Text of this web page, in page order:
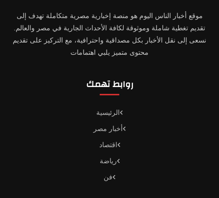
موقع أخبار الناس اليوم هو منصة إخبارية مصرية متكاملة تهدف إلى
تقديم تغطية شاملة وموثوقة لكافة الأحداث الجارية في مصر والعالم.
نسعى إلى نقل الأخبار بكل مصداقية واحترافية، مع التركيز على تقديم
محتوى متميز يلبي اهتمامات
روابط تهمك
الرئيسية
أخبار مصر
اقتصاد
رياضة
فن